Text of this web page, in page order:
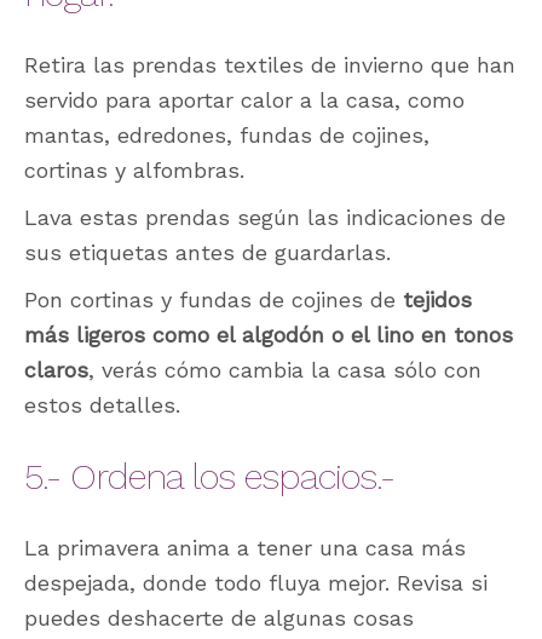
Retira las prendas textiles de invierno que han
servido para aportar calor a la casa, como
mantas, edredones, fundas de cojines,
cortinas y alfombras.
Lava estas prendas según las indicaciones de
sus etiquetas antes de guardarlas.
Pon cortinas y fundas de cojines de tejidos
más ligeros como el algodón o el lino en tonos
claros, verás cómo cambia la casa sólo con
estos detalles.
5.- Ordena los espacios.-
La primavera anima a tener una casa más
despejada, donde todo fluya mejor. Revisa si
puedes deshacerte de algunas cosas